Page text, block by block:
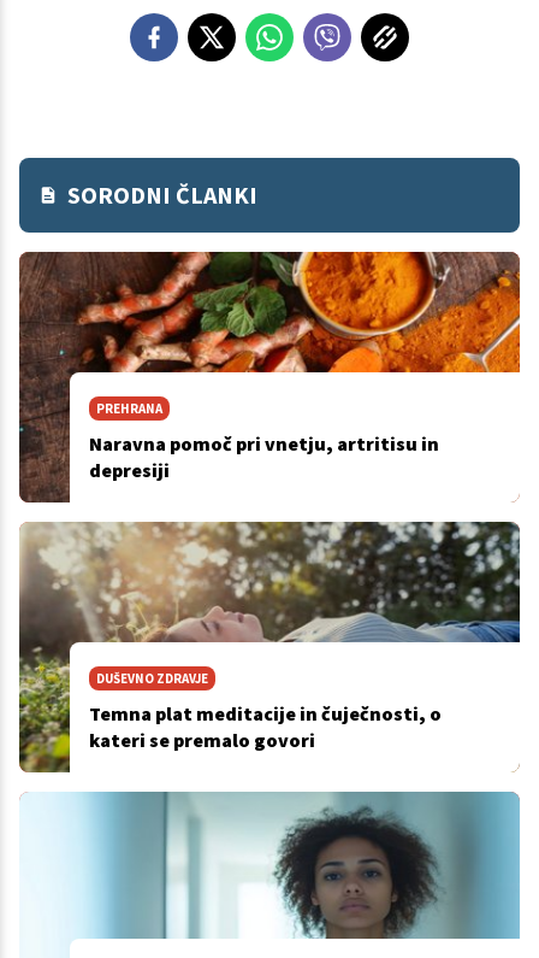
SORODNI ČLANKI
PREHRANA
Naravna pomoč pri vnetju, artritisu in
depresiji
DUŠEVNO ZDRAVJE
Temna plat meditacije in čuječnosti, o
kateri se premalo govori